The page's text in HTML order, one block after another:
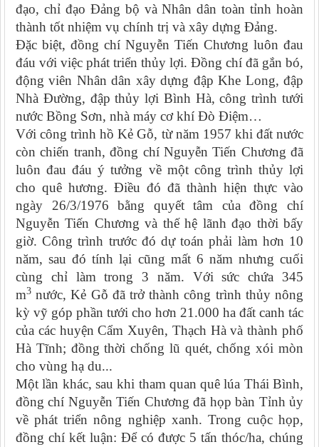
đạo, chỉ đạo Đảng bộ và Nhân dân toàn tỉnh hoàn
thành tốt nhiệm vụ chính trị và xây dựng Đảng.
Đặc biệt, đồng chí Nguyễn Tiến Chương luôn đau
đáu với việc phát triển thủy lợi. Đồng chí đã gắn bó,
động viên Nhân dân xây dựng đập Khe Long, đập
Nhà Đường, đập thủy lợi Bình Hà, công trình tưới
nước Bồng Sơn, nhà máy cơ khí Đò Điệm…
Với công trình hồ Kẻ Gỗ, từ năm 1957 khi đất nước
còn chiến tranh, đồng chí Nguyễn Tiến Chương đã
luôn đau đáu ý tưởng về một công trình thủy lợi
cho quê hương. Điều đó đã thành hiện thực vào
ngày 26/3/1976 bằng quyết tâm của đồng chí
Nguyễn Tiến Chương và thế hệ lãnh đạo thời bấy
giờ. Công trình trước đó dự toán phải làm hơn 10
năm, sau đó tính lại cũng mất 6 năm nhưng cuối
cùng chỉ làm trong 3 năm. Với sức chứa 345
m3 nước, Kẻ Gỗ đã trở thành công trình thủy nông
kỳ vỹ góp phần tưới cho hơn 21.000 ha đất canh tác
của các huyện Cẩm Xuyên, Thạch Hà và thành phố
Hà Tĩnh; đồng thời chống lũ quét, chống xói mòn
cho vùng hạ du...
Một lần khác, sau khi tham quan quê lúa Thái Bình,
đồng chí Nguyễn Tiến Chương đã họp bàn Tỉnh ủy
về phát triển nông nghiệp xanh. Trong cuộc họp,
đồng chí kết luận: Để có được 5 tấn thóc/ha, chúng